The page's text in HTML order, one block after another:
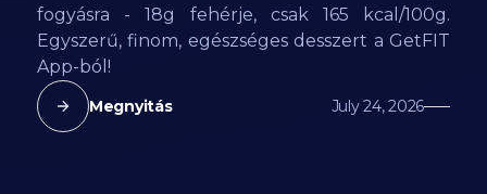
fogyásra - 18g fehérje, csak 165 kcal/100g.
Egyszerű, finom, egészséges desszert a GetFIT
App-ból!
Megnyitás July 24, 2026